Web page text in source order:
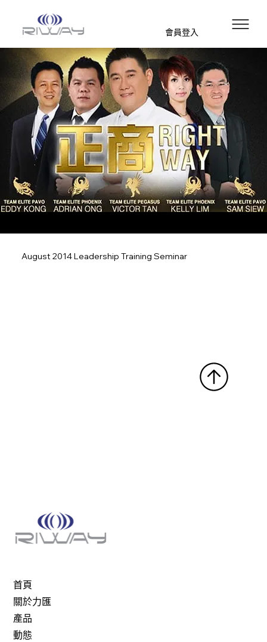
會員登入
August 2014 Leadership Training Seminar
首頁
關於力匯
產品
動態